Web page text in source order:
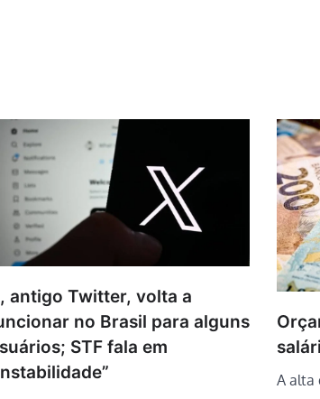
antigo Twitter, volta a
no Brasil para alguns
STF fala em
A alta